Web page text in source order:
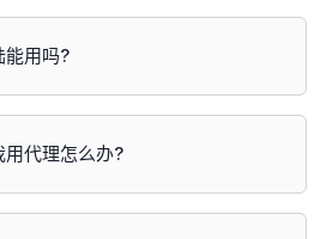
用吗?
代理怎么办?